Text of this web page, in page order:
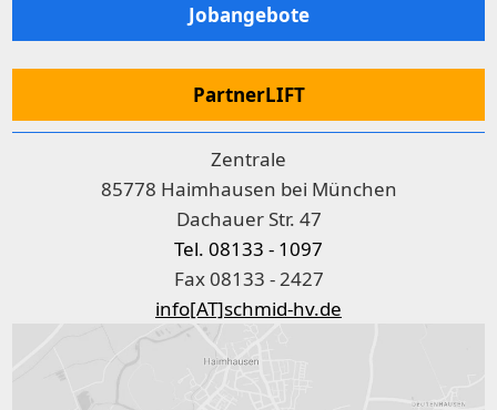
Jobangebote
PartnerLIFT
Zentrale
85778 Haimhausen bei München
Dachauer Str. 47
Tel. 08133 - 1097
Fax 08133 - 2427
info[AT]schmid-hv.de